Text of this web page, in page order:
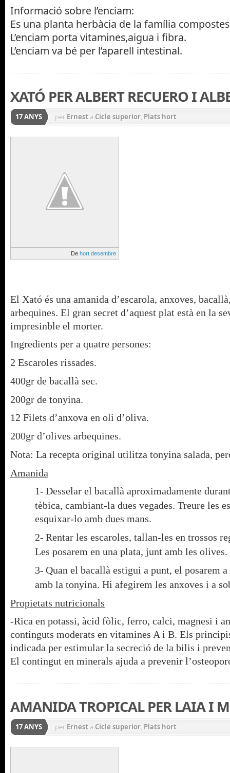
Informació sobre l’enciam:
Es una planta herbàcia de la família
L’enciam porta vitamines,aigua i fibra.
L’enciam va bé per l’aparell intestinal.
XATÓ PER ALBERT RECUERO I
17 ANYS per Ernest a Cicle superior, Plats hort
De hort desembre
El Xató és una amanida d’escarola, anxoves,
arbequines. El gran secret d’aquest plat està en la
impresinble el morter.
Ingredients per a quatre persones:
2 Escaroles rissades.
400gr de bacallà sec.
200gr de tonyina.
12 Filets d’anxova en oli d’oliva.
200gr d’olives arbequines.
Nota: La recepta original utilitza tonyina salada,
Amanida
1- Desselar el bacallà aproximadamente
tèbica, cambiant-la dues vegades. Treure les
esquixar-lo amb dues mans.
2- Rentar les escaroles, tallan-les en trossos
Les posarem en una plata, junt amb les olives.
3- Quan el bacallà estigui a punt, el posarem
amb la tonyina. Hi afegirem les anxoves i a
Propietats nutricionals
-Rica en potassi, àcid fòlic, ferro, calci, magnesi i
continguts moderats en vitamines A i B. Els
indicada per estimular la secreció de la bilis i
El contingut en minerals ajuda a prevenir
AMANIDA TROPICAL PER LAIA I
17 ANYS per Ernest a Cicle superior, Plats hort